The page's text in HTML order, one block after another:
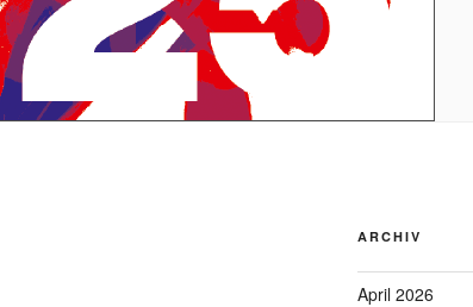
ARCHIV
April 2026